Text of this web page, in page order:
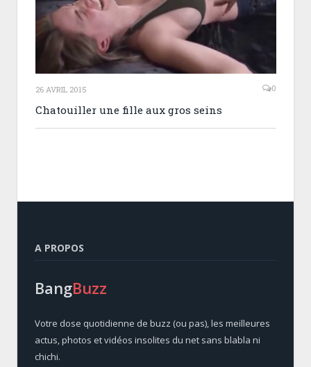
26 AVRIL 2015 0
Chatouiller une fille aux gros seins
A PROPOS
BangBuzz
Votre dose quotidienne de buzz (ou pas), les meilleures
actus, photos et vidéos insolites du net sans blabla ni
chichi.